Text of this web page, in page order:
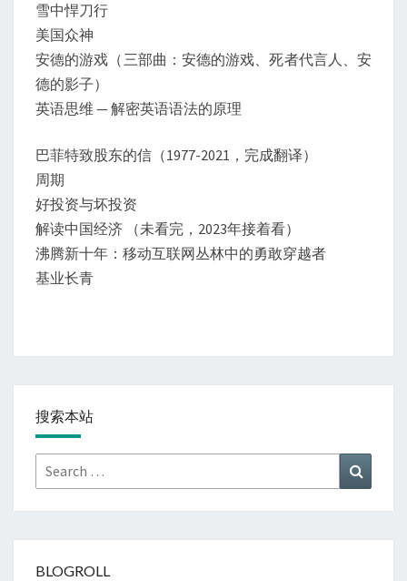
雪中悍刀行
美国众神
安德的游戏（三部曲：安德的游戏、死者代言人、安
德的影子）
英语思维 — 解密英语语法的原理
巴菲特致股东的信（1977-2021，完成翻译）
周期
好投资与坏投资
解读中国经济 （未看完，2023年接着看）
沸腾新十年：移动互联网丛林中的勇敢穿越者
基业长青
搜索本站
Search
for:
BLOGROLL